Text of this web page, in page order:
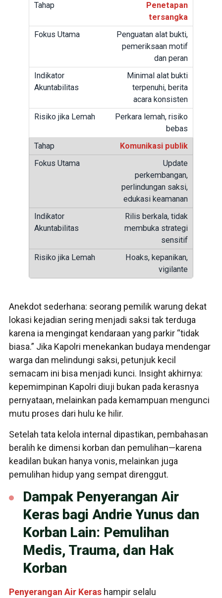
Penetapan
tersangka
Penguatan alat bukti,
pemeriksaan motif
dan peran
Minimal alat bukti
terpenuhi, berita
acara konsisten
Perkara lemah, risiko
bebas
Komunikasi publik
Update
perkembangan,
perlindungan saksi,
edukasi keamanan
Rilis berkala, tidak
membuka strategi
sensitif
Hoaks, kepanikan,
vigilante
Anekdot sederhana: seorang pemilik warung dekat
lokasi kejadian sering menjadi saksi tak terduga
karena ia mengingat kendaraan yang parkir “tidak
biasa.” Jika Kapolri menekankan budaya mendengar
warga dan melindungi saksi, petunjuk kecil
semacam ini bisa menjadi kunci. Insight akhirnya:
kepemimpinan Kapolri diuji bukan pada kerasnya
pernyataan, melainkan pada kemampuan mengunci
mutu proses dari hulu ke hilir.
Setelah tata kelola internal dipastikan, pembahasan
beralih ke dimensi korban dan pemulihan—karena
keadilan bukan hanya vonis, melainkan juga
pemulihan hidup yang sempat direnggut.
Dampak Penyerangan Air
Keras bagi Andrie Yunus dan
Korban Lain: Pemulihan
Medis, Trauma, dan Hak
Korban
Penyerangan Air Keras hampir selalu